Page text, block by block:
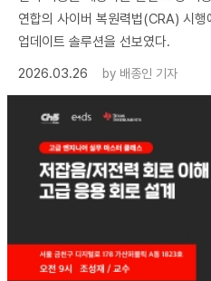
연합의 사이버 복원력법(CRA) 시행
업데이트 솔루션을 선보였다.
2026.03.26
by 배종인 기자